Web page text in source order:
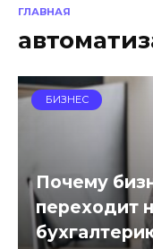
ГЛАВНАЯ
БИЗНЕС
Почему
переходит